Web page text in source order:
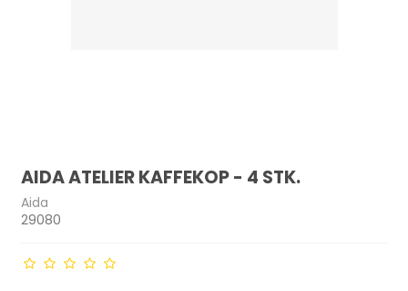
AIDA ATELIER KAFFEKOP - 4 STK.
Aida
29080